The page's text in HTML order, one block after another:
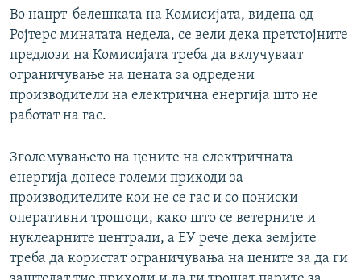
Во нацрт-белешката на Комисијата, видена од
Ројтерс минатата недела, се вели дека претстојните
предлози на Комисијата треба да вклучуваат
ограничување на цената за одредени
производители на електрична енергија што не
работат на гас.
Зголемувањето на цените на електричната
енергија донесе големи приходи за
производителите кои не се гас и со пониски
оперативни трошоци, како што се ветерните и
нуклеарните централи, а ЕУ рече дека земјите
треба да користат ограничувања на цените за да ги